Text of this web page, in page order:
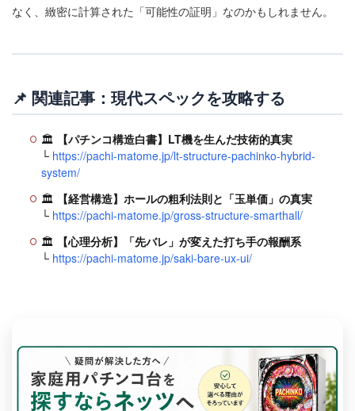
なく、緻密に計算された「可能性の証明」なのかもしれません。
📌 関連記事：現代スペックを攻略する
🏛
【パチンコ構造白書】LT機を生んだ技術的真実
└ https://pachi-matome.jp/lt-structure-pachinko-hybrid-
system/
🏛
【経営構造】ホールの粗利法則と「玉単価」の真実
└ https://pachi-matome.jp/gross-structure-smarthall/
🏛
【心理分析】「先バレ」が変えた打ち手の報酬系
└ https://pachi-matome.jp/saki-bare-ux-ui/